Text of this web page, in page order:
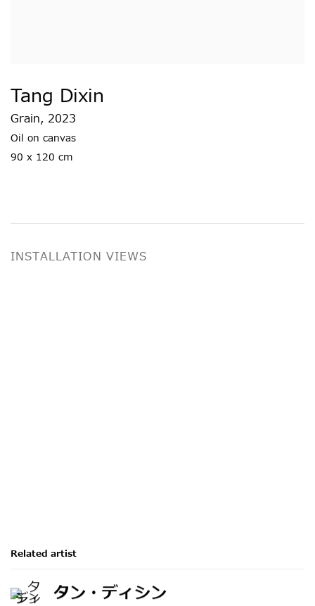
Tang Dixin
Grain, 2023
Oil on canvas
90 x 120 cm
INSTALLATION VIEWS
Related artist
タン・ディシン